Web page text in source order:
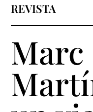
REVISTA
Marc